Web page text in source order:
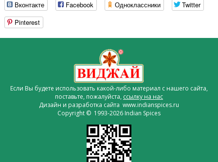
Вконтакте Facebook Одноклассники
Twitter
Pinterest
Если Вы будете использовать какой-либо материал с нашего сайта,
поставьте, пожалуйста, ссылку на нас
Дизайн и разработка сайта www.indianspices.ru
Copyright © 1993-2026 Indian Spices